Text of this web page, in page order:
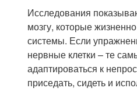
Исследования
мозгу, которые
системы. Если
нервные клетки – те
адаптироваться к
приседать, сидеть и